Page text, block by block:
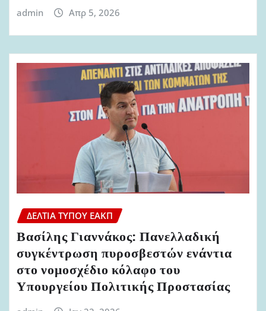
admin Απρ 5, 2026
ΔΕΛΤΊΑ ΤΎΠΟΥ ΕΑΚΠ
Βασίλης Γιαννάκος: Πανελλαδική
συγκέντρωση πυροσβεστών ενάντια
στο νομοσχέδιο κόλαφο του
Υπουργείου Πολιτικής Προστασίας